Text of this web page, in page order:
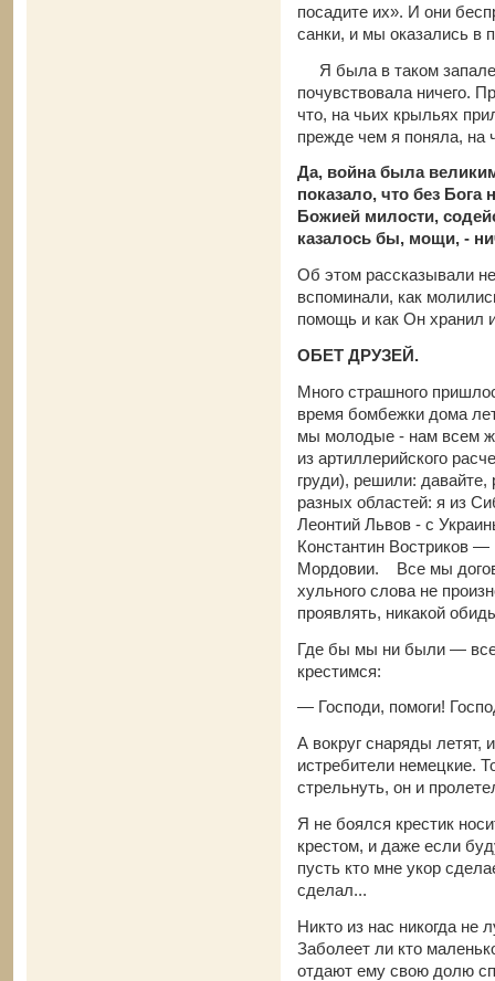
посадите их». И они
санки, и мы оказались в
Я была в таком запале,
почувствовала ничего.
что, на чьих крыльях
прежде чем я поняла, на
Да, война была
показало, что без Бога
Божией милости,
казалось бы, мощи, -
Об этом рассказывали
вспоминали, как
помощь и как Он хранил
ОБЕТ ДРУЗЕЙ.
Много страшного
время бомбежки дома
мы молодые - нам всем
из артиллерийского
груди), решили:
разных областей: я из
Леонтий Львов - с
Константин Востриков
Мордовии. Все мы
хульного слова не
проявлять, никакой
Где бы мы ни были —
крестимся:
— Господи, помоги!
А вокруг снаряды
истребители немецкие.
стрельнуть, он и
Я не боялся крестик
крестом, и даже если
пусть кто мне укор
сделал...
Никто из нас никогда не
Заболеет ли кто
отдают ему свою долю